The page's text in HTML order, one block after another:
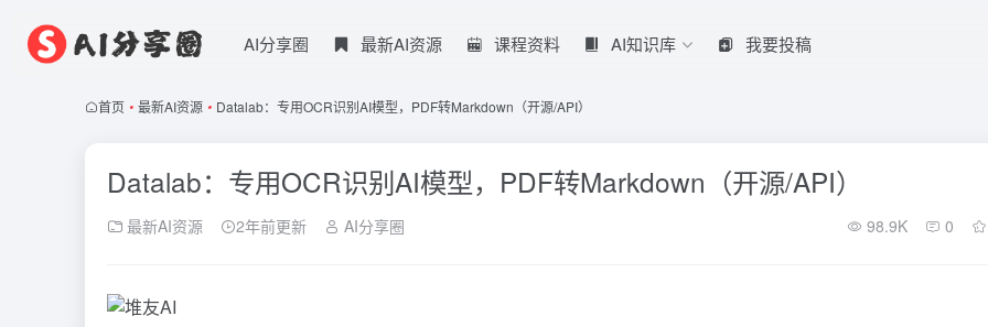
AI分享圈 最新AI资源 课程资料 AI知识库 我要投稿
首页 • 最新AI资源 • Datalab：专用OCR识别AI模型，PDF转Markdown（开源/API）
Datalab：专用OCR识别AI模型，PDF转Markdown（开源/API）
最新AI资源 2年前更新 AI分享圈 98.9K 0